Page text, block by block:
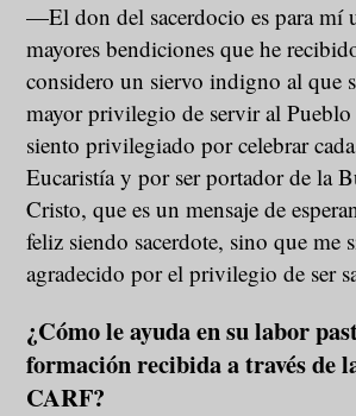
—El don del sacerdocio es para mí
mayores bendiciones que he
considero un siervo indigno al que
mayor privilegio de servir al
siento privilegiado por celebrar
Eucaristía y por ser portador de la
Cristo, que es un mensaje de
feliz siendo sacerdote, sino que me
agradecido por el privilegio de ser
¿Cómo le ayuda en su labor
formación recibida a través de
CARF?